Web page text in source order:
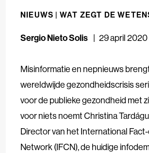
NIEUWS | WAT ZEGT DE
Sergio Nieto Solis 29 april 2020
Misinformatie en nepnieuws
wereldwijde gezondheidscrisis
voor de publieke gezondheid met
voor niets noemt Christina
Director van het International
Network (IFCN), de huidige